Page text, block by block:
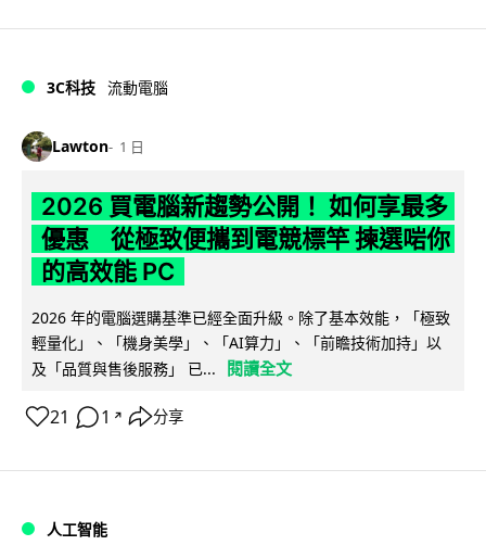
3C科技 流動電腦
Lawton 1 日
2026 買電腦新趨勢公開！ 如何享最多
優惠 從極致便攜到電競標竿 揀選啱你
的高效能 PC
2026 年的電腦選購基準已經全面升級。除了基本效能，「極致
輕量化」、「機身美學」、「AI算力」、「前瞻技術加持」以
及「品質與售後服務」 已...
閱讀全文
21 1 ↗ 分享
人工智能